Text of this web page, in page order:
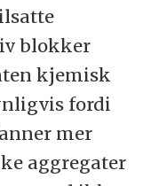
blokker
kjemisk
fordi
mer
aggregater